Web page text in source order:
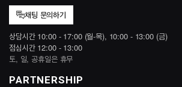
채팅 문의하기
상담시간 10:00 - 17:00 (월-목), 10:00 - 13:00 (금)
점심시간 12:00 - 13:00
토, 일, 공휴일은 휴무
PARTNERSHIP